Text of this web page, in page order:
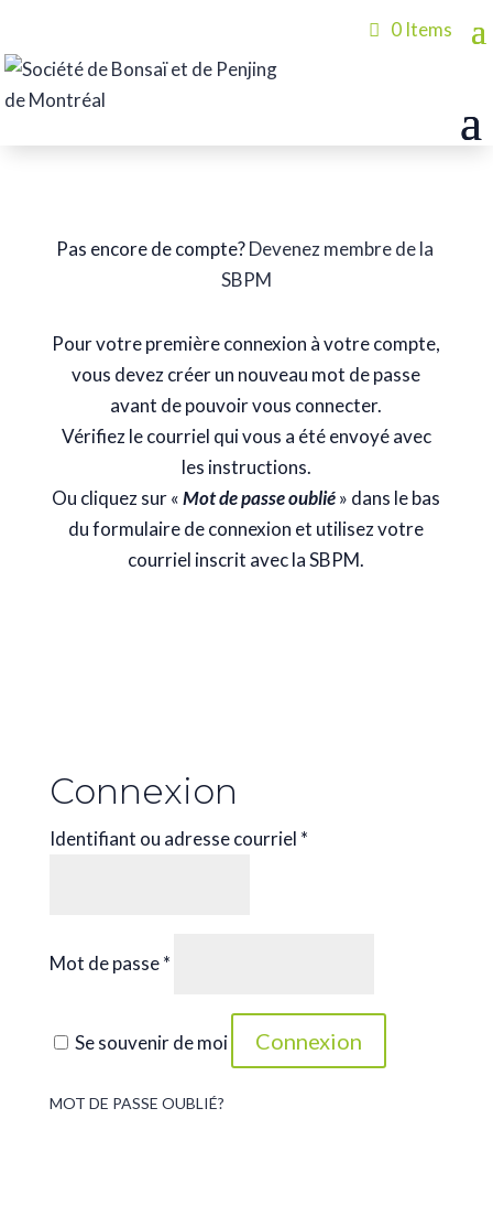
0 Items
Pas encore de compte?Devenez membrede la
SBPM
Pour votre première connexion à votre compte,
vous devez créer un nouveau mot de passe
avant de pouvoir vous connecter.
Vérifiez le courriel qui vous a été envoyé avec
les instructions.
Ou cliquez sur «Mot de passe oublié» dans le bas
du formulaire de connexion et utilisez votre
courriel inscrit avec la SBPM.
Connexion
Identifiant ou adresse courriel *Obligatoire
Mot de passe*
Se souvenir de moi Connexion
MOT DE PASSE OUBLIÉ?